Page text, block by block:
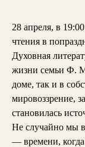
28 апреля, в
чтения в
Духовная
жизни семьи Ф.
доме, так и в
мировоззрение,
становилась
Не случайно мы
— времени, когда